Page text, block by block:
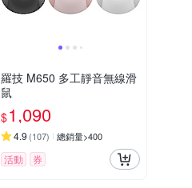
羅技 M650 多工靜音無線滑
鼠
$1,090
4.9 (107) 總銷量>400
活動 券